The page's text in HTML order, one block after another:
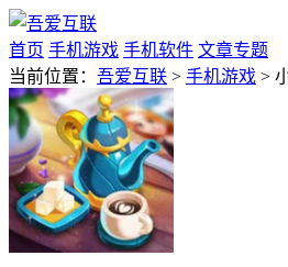
首页 手机游戏 手机软件 文章专题
当前位置： 吾爱互联 > 手机游戏 >